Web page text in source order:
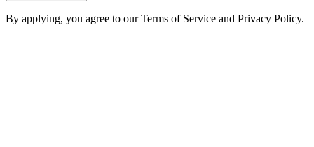
By applying, you agree to our Terms of Service and Privacy Policy.